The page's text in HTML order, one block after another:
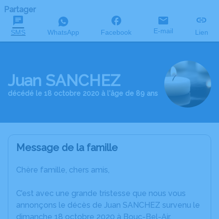
Partager
SMS WhatsApp Facebook E-mail Lien
Juan SANCHEZ
décédé le 18 octobre 2020 à l'âge de 89 ans
Message de la famille
Chère famille, chers amis,
C’est avec une grande tristesse que nous vous
annonçons le décès de Juan SANCHEZ survenu le
dimanche 18 octobre 2020 à Bouc-Bel-Air.